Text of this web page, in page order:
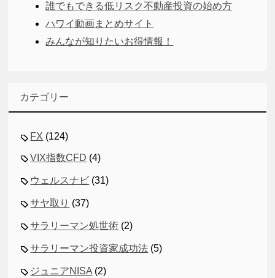
誰でもできる低リスク不動産投資の始め方
ハワイ動画まとめサイト
みんなが知りたいお得情報！
カテゴリー
FX (124)
VIX指数CFD (4)
ウェルスナビ (31)
サヤ取り (37)
サラリーマン処世術 (2)
サラリーマン投資家成功法 (5)
ジュニアNISA (2)